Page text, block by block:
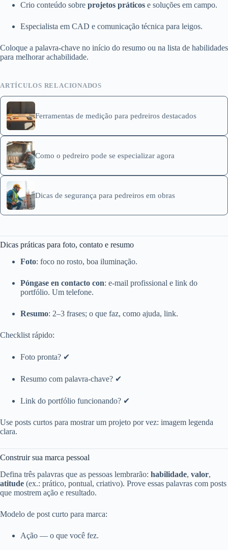
Crio conteúdo sobre projetos práticos e soluções em campo.
Especialista em CAD e comunicação técnica para leigos.
Coloque a palavra‑chave no início do resumo ou na lista de habilidades
para melhorar achabilidade.
ARTÍCULOS RELACIONADOS
Ferramentas de medição para pedreiros destacados
Como o pedreiro pode se especializar agora
Dicas de segurança para pedreiros em obras
Dicas práticas para foto, contato e resumo
Foto: foco no rosto, boa iluminação.
Póngase en contacto con: e‑mail profissional e link do
portfólio. Um telefone.
Resumo: 2–3 frases; o que faz, como ajuda, link.
Checklist rápido:
Foto pronta? ✔
Resumo com palavra‑chave? ✔
Link do portfólio funcionando? ✔
Use posts curtos para mostrar um projeto por vez: imagem legenda
clara.
Construir sua marca pessoal
Defina três palavras que as pessoas lembrarão: habilidade, valor,
atitude (ex.: prático, pontual, criativo). Prove essas palavras com posts
que mostrem ação e resultado.
Modelo de post curto para marca:
Ação — o que você fez.